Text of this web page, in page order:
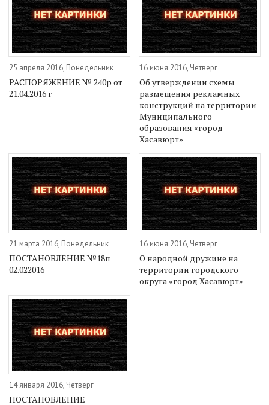
25 апреля 2016, Понедельник
РАСПОРЯЖЕНИЕ № 240р от
21.04.2016 г
16 июня 2016, Четверг
Об утверждении схемы
размещения рекламных
конструкций на территории
Муниципального
образования «город
Хасавюрт»
21 марта 2016, Понедельник
ПОСТАНОВЛЕНИЕ №18п
02.022016
16 июня 2016, Четверг
О народной дружине на
территории городского
округа «город Хасавюрт»
14 января 2016, Четверг
ПОСТАНОВЛЕНИЕ